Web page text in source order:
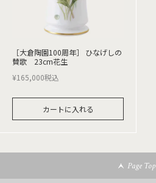
［大倉陶園100周年］ ひなげしの
賛歌 23cm花生
¥165,000税込
カートに入れる
Page Top